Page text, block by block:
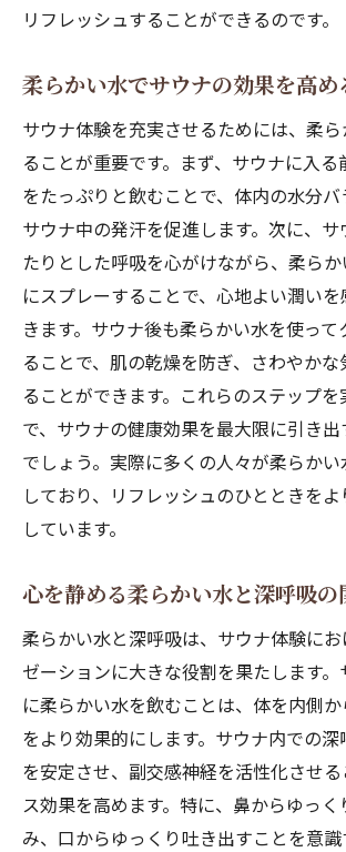
リフレッシュすることができるのです。
柔らかい水でサウナの効果を高め
サウナ体験を充実させるためには、柔
ることが重要です。まず、サウナに入
をたっぷりと飲むことで、体内の水分バ
サウナ中の発汗を促進します。次に、サ
たりとした呼吸を心がけながら、柔ら
にスプレーすることで、心地よい潤い
きます。サウナ後も柔らかい水を使っ
ることで、肌の乾燥を防ぎ、さわやか
ることができます。これらのステップを
で、サウナの健康効果を最大限に引き
でしょう。実際に多くの人々が柔らか
しており、リフレッシュのひとときを
しています。
心を静める柔らかい水と深呼吸の
柔らかい水と深呼吸は、サウナ体験に
ゼーションに大きな役割を果たします
に柔らかい水を飲むことは、体を内側
をより効果的にします。サウナ内での
を安定させ、副交感神経を活性化させ
ス効果を高めます。特に、鼻からゆっ
み、口からゆっくり吐き出すことを意